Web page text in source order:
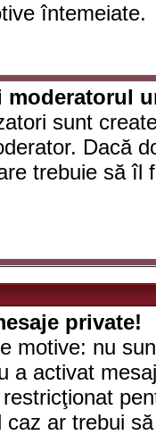
întemeiate.
moderatorul
sunt
Dacă
trebuie să îl
private!
motive: nu
a activat
caz ar trebui